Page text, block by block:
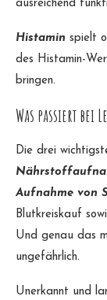
ausreichend
Histamin spielt
des Histamin-
bringen.
Was passiert bei
Die drei
Aufnahme von
Blutkreiskauf
Und genau das
ungefährlich.
Unerkannt und